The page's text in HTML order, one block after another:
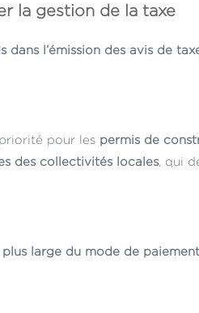
la gestion de la taxe
dans l’émission des avis de
pour les permis de
des collectivités locales , qui
large du mode de